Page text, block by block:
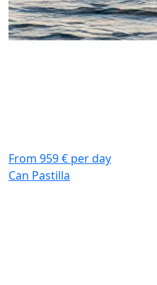
From 959 € per day
Can Pastilla